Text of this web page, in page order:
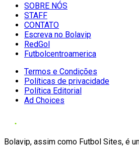
SOBRE NÓS
STAFF
CONTATO
Escreva no Bolavip
RedGol
Futbolcentroamerica
Termos e Condições
Políticas de privacidade
Política Editorial
Ad Choices
Bolavip, assim como Futbol Sites, é